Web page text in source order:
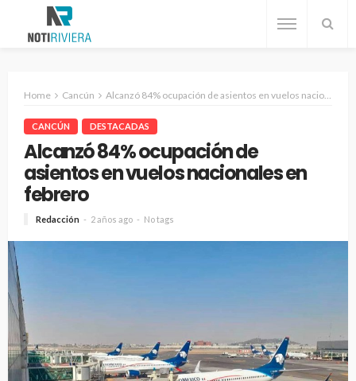
Home Cancún Alcanzó 84% ocupación de asientos en vuelos nacionales en febrero
CANCÚN DESTACADAS
Alcanzó 84% ocupación de
asientos en vuelos nacionales en
febrero
Redacción 2 años ago No tags